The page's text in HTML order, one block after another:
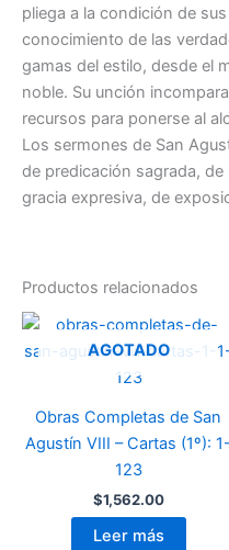
pliega a la condición de
conocimiento de las
gamas del estilo, desde el
noble. Su unción
recursos para ponerse al
Los sermones de San
de predicación sagrada,
gracia expresiva, de
Productos relacionados
AGOTADO
Obras Completas de San
Agustín VIII – Cartas (1º): 1-
123
$1,562.00
Leer más